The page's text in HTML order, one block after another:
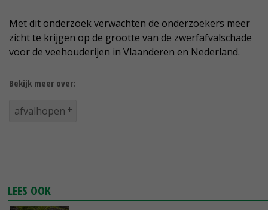
Met dit onderzoek verwachten de onderzoekers meer
zicht te krijgen op de grootte van de zwerfafvalschade
voor de veehouderijen in Vlaanderen en Nederland.
Bekijk meer over:
afvalhopen
LEES OOK